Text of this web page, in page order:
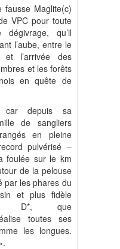
fausse Maglite(c)
VPC pour toute
qu’il
l’aube, entre le
et l’arrivée des
et les forêts
en quête de
car depuis sa
de sangliers
en pleine
pulvérisé –
foulée sur le km
de la pelouse
par les phares du
et plus fidèle
D*, que
toutes ses
les longues.